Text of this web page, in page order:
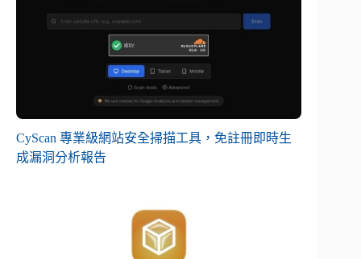
CyScan 專業級網站安全掃描工具，免註冊即時生
成漏洞分析報告